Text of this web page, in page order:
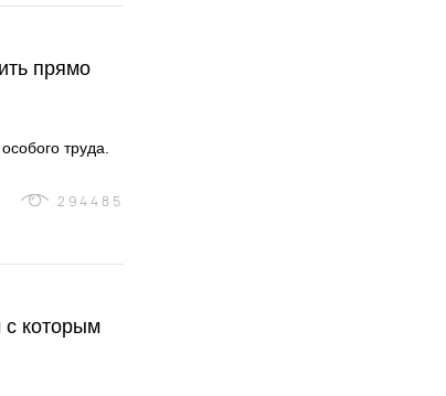
прямо
труда.
294485
которым